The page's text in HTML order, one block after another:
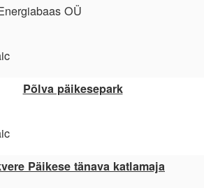
OÜ
Põlva päikesepark
Päikese tänava katlamaja